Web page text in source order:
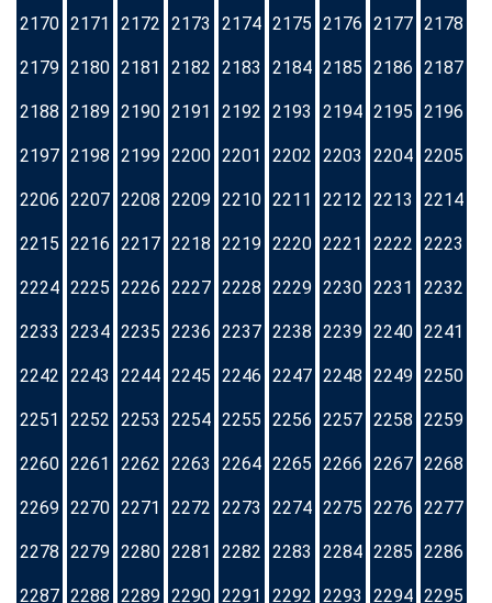
2170 2171 2172 2173 2174 2175 2176 2177 2178
2179 2180 2181 2182 2183 2184 2185 2186 2187
2188 2189 2190 2191 2192 2193 2194 2195 2196
2197 2198 2199 2200 2201 2202 2203 2204 2205
2206 2207 2208 2209 2210 2211 2212 2213 2214
2215 2216 2217 2218 2219 2220 2221 2222 2223
2224 2225 2226 2227 2228 2229 2230 2231 2232
2233 2234 2235 2236 2237 2238 2239 2240 2241
2242 2243 2244 2245 2246 2247 2248 2249 2250
2251 2252 2253 2254 2255 2256 2257 2258 2259
2260 2261 2262 2263 2264 2265 2266 2267 2268
2269 2270 2271 2272 2273 2274 2275 2276 2277
2278 2279 2280 2281 2282 2283 2284 2285 2286
2287 2288 2289 2290 2291 2292 2293 2294 2295